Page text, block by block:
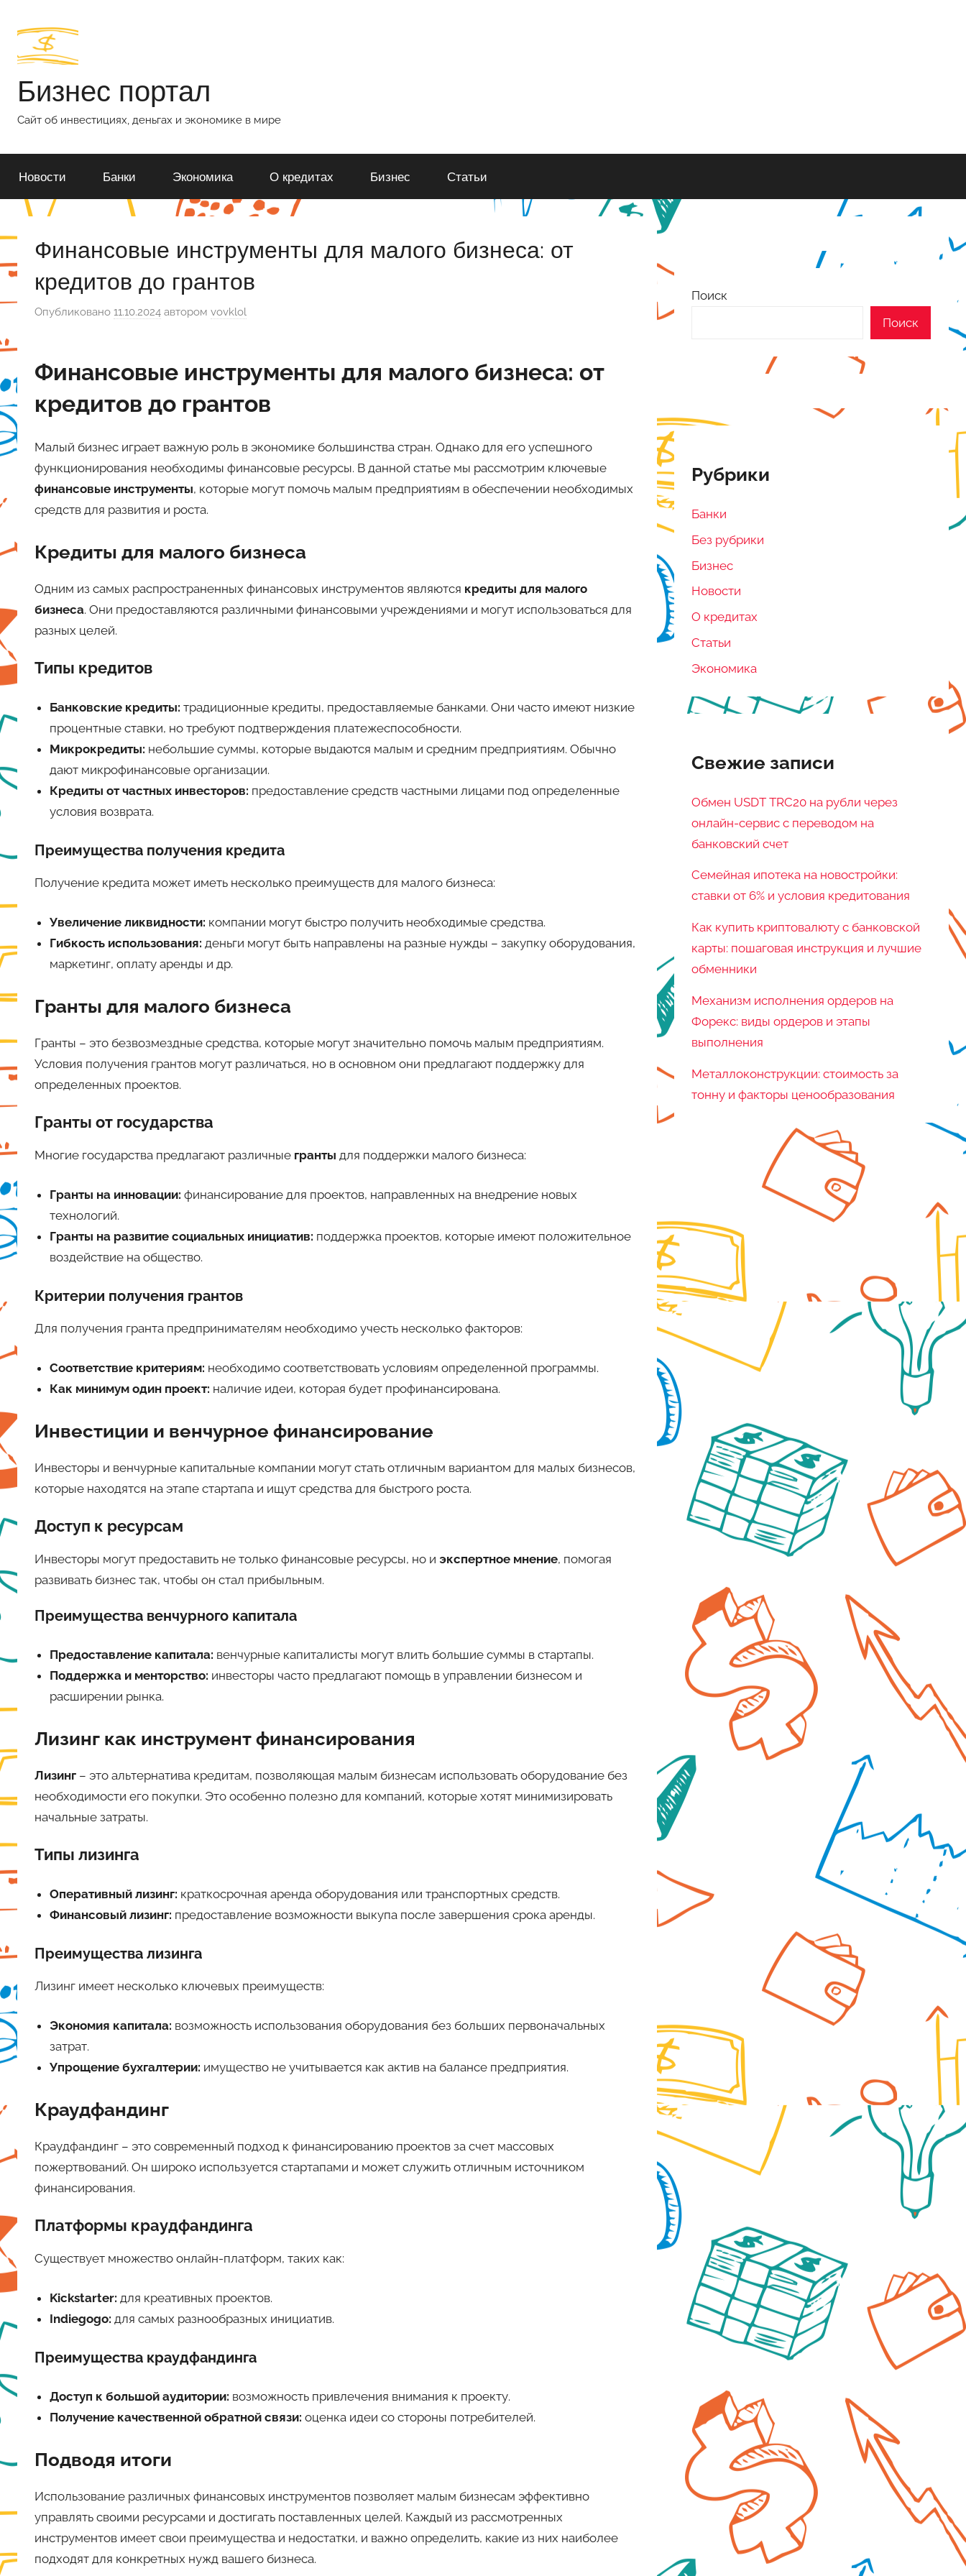
содержимому
Бизнес портал
Сайт об инвестициях, деньгах и экономике в мире
Новости Банки Экономика О кредитах Бизнес Статьи
Финансовые инструменты для малого бизнеса: от
кредитов до грантов
Опубликовано 11.10.2024 автором vovklol
Финансовые инструменты для малого бизнеса: от
кредитов до грантов
Малый бизнес играет важную роль в экономике большинства стран. Однако для его успешного
функционирования необходимы финансовые ресурсы. В данной статье мы рассмотрим ключевые
финансовые инструменты, которые могут помочь малым предприятиям в обеспечении необходимых
средств для развития и роста.
Кредиты для малого бизнеса
Одним из самых распространенных финансовых инструментов являются кредиты для малого
бизнеса. Они предоставляются различными финансовыми учреждениями и могут использоваться для
разных целей.
Типы кредитов
Банковские кредиты: традиционные кредиты, предоставляемые банками. Они часто имеют низкие
процентные ставки, но требуют подтверждения платежеспособности.
Микрокредиты: небольшие суммы, которые выдаются малым и средним предприятиям. Обычно
дают микрофинансовые организации.
Кредиты от частных инвесторов: предоставление средств частными лицами под определенные
условия возврата.
Преимущества получения кредита
Получение кредита может иметь несколько преимуществ для малого бизнеса:
Увеличение ликвидности: компании могут быстро получить необходимые средства.
Гибкость использования: деньги могут быть направлены на разные нужды – закупку оборудования,
маркетинг, оплату аренды и др.
Гранты для малого бизнеса
Гранты – это безвозмездные средства, которые могут значительно помочь малым предприятиям.
Условия получения грантов могут различаться, но в основном они предлагают поддержку для
определенных проектов.
Гранты от государства
Многие государства предлагают различные гранты для поддержки малого бизнеса:
Гранты на инновации: финансирование для проектов, направленных на внедрение новых
технологий.
Гранты на развитие социальных инициатив: поддержка проектов, которые имеют положительное
воздействие на общество.
Критерии получения грантов
Для получения гранта предпринимателям необходимо учесть несколько факторов:
Соответствие критериям: необходимо соответствовать условиям определенной программы.
Как минимум один проект: наличие идеи, которая будет профинансирована.
Инвестиции и венчурное финансирование
Инвесторы и венчурные капитальные компании могут стать отличным вариантом для малых бизнесов,
которые находятся на этапе стартапа и ищут средства для быстрого роста.
Доступ к ресурсам
Инвесторы могут предоставить не только финансовые ресурсы, но и экспертное мнение, помогая
развивать бизнес так, чтобы он стал прибыльным.
Преимущества венчурного капитала
Предоставление капитала: венчурные капиталисты могут влить большие суммы в стартапы.
Поддержка и менторство: инвесторы часто предлагают помощь в управлении бизнесом и
расширении рынка.
Лизинг как инструмент финансирования
Лизинг – это альтернатива кредитам, позволяющая малым бизнесам использовать оборудование без
необходимости его покупки. Это особенно полезно для компаний, которые хотят минимизировать
начальные затраты.
Типы лизинга
Оперативный лизинг: краткосрочная аренда оборудования или транспортных средств.
Финансовый лизинг: предоставление возможности выкупа после завершения срока аренды.
Преимущества лизинга
Лизинг имеет несколько ключевых преимуществ:
Экономия капитала: возможность использования оборудования без больших первоначальных
затрат.
Упрощение бухгалтерии: имущество не учитывается как актив на балансе предприятия.
Краудфандинг
Краудфандинг – это современный подход к финансированию проектов за счет массовых
пожертвований. Он широко используется стартапами и может служить отличным источником
финансирования.
Платформы краудфандинга
Существует множество онлайн-платформ, таких как:
Kickstarter: для креативных проектов.
Indiegogo: для самых разнообразных инициатив.
Преимущества краудфандинга
Доступ к большой аудитории: возможность привлечения внимания к проекту.
Получение качественной обратной связи: оценка идеи со стороны потребителей.
Подводя итоги
Использование различных финансовых инструментов позволяет малым бизнесам эффективно
управлять своими ресурсами и достигать поставленных целей. Каждый из рассмотренных
инструментов имеет свои преимущества и недостатки, и важно определить, какие из них наиболее
подходят для конкретных нужд вашего бизнеса.
Поиск
Поиск
Рубрики
Банки
Без рубрики
Бизнес
Новости
О кредитах
Статьи
Экономика
Свежие записи
Обмен USDT TRC20 на рубли через
онлайн-сервис с переводом на
банковский счет
Семейная ипотека на новостройки:
ставки от 6% и условия кредитования
Как купить криптовалюту с банковской
карты: пошаговая инструкция и лучшие
обменники
Механизм исполнения ордеров на
Форекс: виды ордеров и этапы
выполнения
Металлоконструкции: стоимость за
тонну и факторы ценообразования